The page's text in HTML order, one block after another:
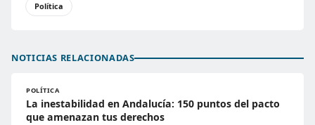
Política
NOTICIAS RELACIONADAS
POLÍTICA
La inestabilidad en Andalucía: 150 puntos del pacto
que amenazan tus derechos